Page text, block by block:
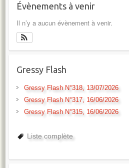
Évènements à venir
Il n’y a aucun évènement à venir.
Gressy Flash
Gressy Flash N°318, 13/07/2026
Gressy Flash N°317, 16/06/2026
Gressy Flash N°315, 16/06/2026
Liste complète